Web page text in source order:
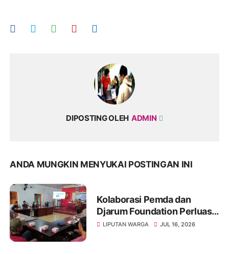
DIPOSTING OLEH ADMIN
ANDA MUNGKIN MENYUKAI POSTINGAN INI
Kolaborasi Pemda dan
Djarum Foundation Perluas
Akses Sanitasi Layak di
LIPUTAN WARGA JUL 16, 2026